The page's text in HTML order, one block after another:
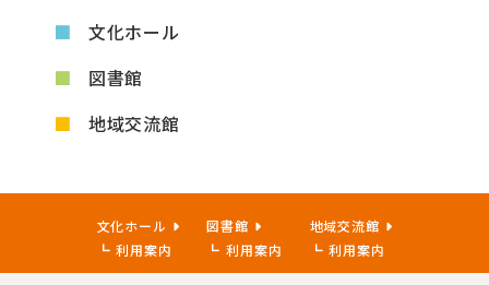
文化ホール
図書館
地域交流館
文化ホール
利用案内
図書館
利用案内
地域交流館
利用案内